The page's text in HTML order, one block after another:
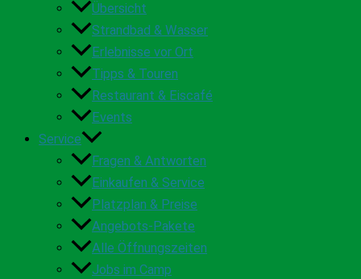
Übersicht
Strandbad & Wasser
Erlebnisse vor Ort
Tipps & Touren
Restaurant & Eiscafé
Events
Service
Fragen & Antworten
Einkaufen & Service
Platzplan & Preise
Angebots-Pakete
Alle Öffnungszeiten
Jobs im Camp